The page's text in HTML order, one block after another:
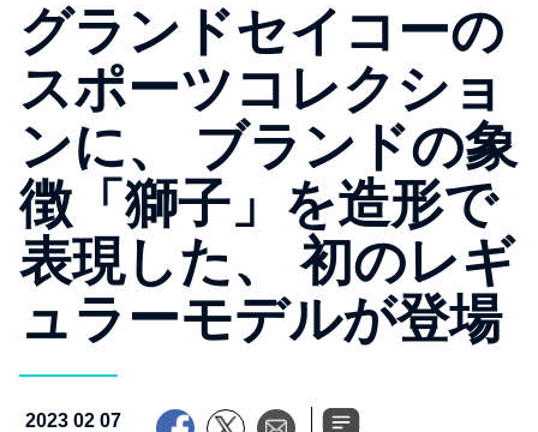
グランドセイコーの
スポーツコレクショ
ンに、 ブランドの象
徴「獅子」を造形で
表現した、 初のレギ
ュラーモデルが登場
2023 02 07